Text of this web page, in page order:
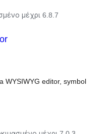
μέχρι 6.8.7
WYSIWYG editor, symbol